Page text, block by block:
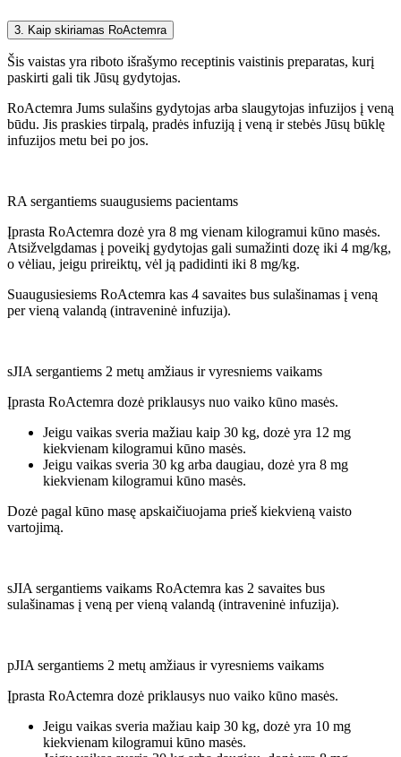
3. Kaip skiriamas RoActemra
Šis vaistas yra riboto išrašymo receptinis vaistinis preparatas, kurį
paskirti gali tik Jūsų gydytojas.
RoActemra Jums sulašins gydytojas arba slaugytojas infuzijos į veną
būdu. Jis praskies tirpalą, pradės infuziją į veną ir stebės Jūsų būklę
infuzijos metu bei po jos.
RA sergantiems suaugusiems pacientams
Įprasta RoActemra dozė yra 8 mg vienam kilogramui kūno masės.
Atsižvelgdamas į poveikį gydytojas gali sumažinti dozę iki 4 mg/kg,
o vėliau, jeigu prireiktų, vėl ją padidinti iki 8 mg/kg.
Suaugusiesiems RoActemra kas 4 savaites bus sulašinamas į veną
per vieną valandą (intraveninė infuzija).
sJIA sergantiems 2 metų amžiaus ir vyresniems vaikams
Įprasta RoActemra dozė priklausys nuo vaiko kūno masės.
Jeigu vaikas sveria mažiau kaip 30 kg, dozė yra 12 mg
kiekvienam kilogramui kūno masės.
Jeigu vaikas sveria 30 kg arba daugiau, dozė yra 8 mg
kiekvienam kilogramui kūno masės.
Dozė pagal kūno masę apskaičiuojama prieš kiekvieną vaisto
vartojimą.
sJIA sergantiems vaikams RoActemra kas 2 savaites bus
sulašinamas į veną per vieną valandą (intraveninė infuzija).
pJIA sergantiems 2 metų amžiaus ir vyresniems vaikams
Įprasta RoActemra dozė priklausys nuo vaiko kūno masės.
Jeigu vaikas sveria mažiau kaip 30 kg, dozė yra 10 mg
kiekvienam kilogramui kūno masės.